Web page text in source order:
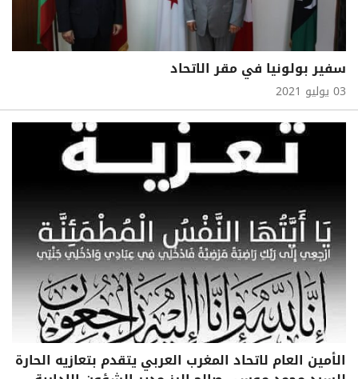
سفير بولونيا في مقر الاتحاد
03 يوليو 2021
الأمين العام لاتحاد المغرب العربي يتقدم بتعازيه الحارة